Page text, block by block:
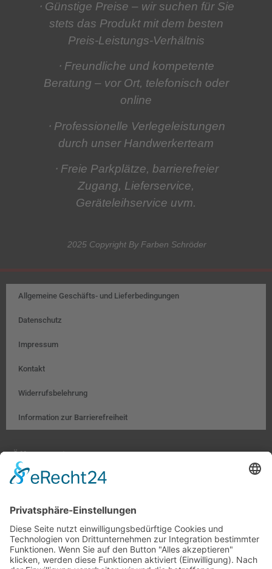
⋅ Günstige Preise – wir suchen für Sie
stets das Produkt mit dem besten
Preis-Leistungs-Verhältnis
⋅ Freundliche und kompetente
Beratung – vor Ort, telefonisch oder
online
⋅ Professionelle Verlegeleistungen
durch unser Handwerkerteam
⋅ Freie Parkplätze, barrierefreier
Zugang, Lieferservice,
Geräteleihservice uvm.
2025 Copyright By Farben Schröder
Allgemeine Geschäfts- und Lieferbedingungen
Datenschutz
Impressum
Kontakt
Widerrufsbelehrung
Information zur Barrierefreiheit
Öffnungszeiten:
Mo. – Fr. 8:00 – 18:00 Uhr
Sa. 9:00 – 13:00 Uhr
Hobby- und Künstlerbedarf:
Mo., Mi., Fr. 10:00 – 15:00 Uhr